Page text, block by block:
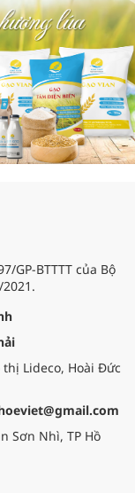
GP-BTTTT của Bộ
Lideco, Hoài Đức
Sơn Nhì, TP Hồ